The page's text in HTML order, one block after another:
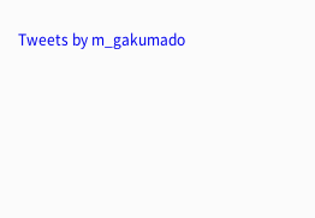
Tweets by m_gakumado